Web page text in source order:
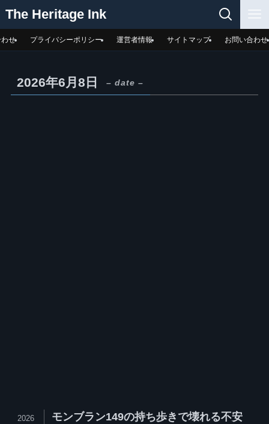
The Heritage Ink
せ プライバシーポリシー 運営者情報 サイトマップ お問い合わせ
2026年6月8日 – date –
モンブラン149の持ち歩きで壊れる不安
2026